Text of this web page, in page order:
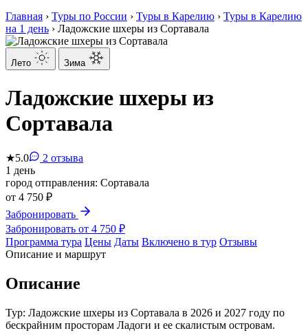
Главная › Туры по России › Туры в Карелию › Туры в Карелию
на 1 день › Ладожские шхеры из Сортавала
Лето Зима
Ладожские шхеры из
Сортавала
★5.0
2 отзыва
1 день
город отправления: Сортавала
от 4 750 ₽
Забронировать
Забронировать от 4 750 ₽
Программа тура Цены Даты Включено в тур Отзывы
Описание и маршрут
Описание
Тур: Ладожские шхеры из Сортавала в 2026 и 2027 году по
бескрайним просторам Ладоги и ее скалистым островам.